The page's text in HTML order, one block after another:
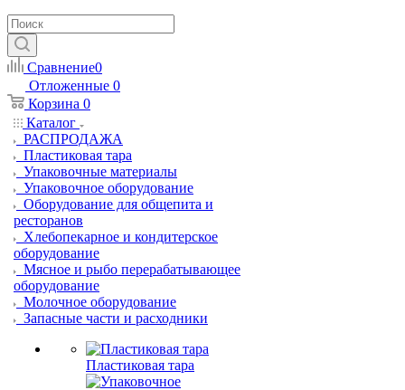
Сравнение0
Отложенные 0
Корзина 0
Каталог
РАСПРОДАЖА
Пластиковая тара
Упаковочные материалы
Упаковочное оборудование
Оборудование для общепита и
ресторанов
Хлебопекарное и кондитерское
оборудование
Мясное и рыбо перерабатывающее
оборудование
Молочное оборудование
Запасные части и расходники
Пластиковая тара